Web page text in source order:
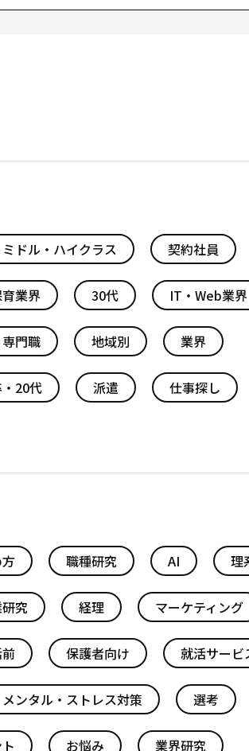
ミドル・ハイクラス 契約社員
業界 30代 IT・Web業界
門職 地域別 業界
20代 派遣 仕事探し
職種研究 AI 理
究 経理 マーケティング
保護者向け 就活サービ
メンタル・ストレス対策 選考
お悩み 業界研究